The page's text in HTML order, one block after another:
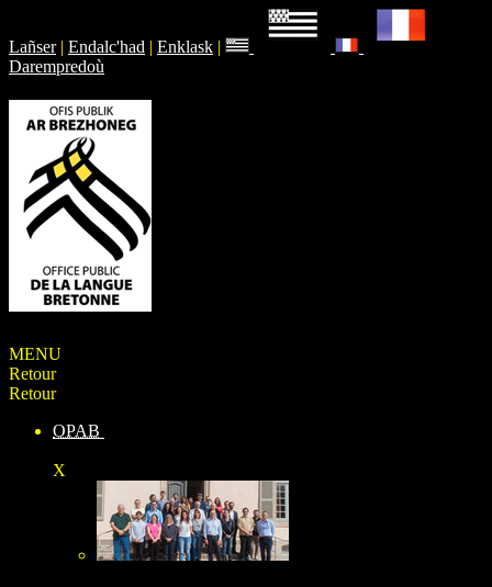
Lañser | Endalc'had | Enklask |
Darempredoù
MENU
Retour
Retour
OPAB
X